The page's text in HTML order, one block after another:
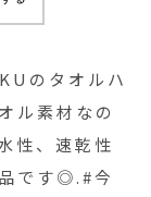
のタオルハ
ル素材なの
性、速乾性
です◎.#今